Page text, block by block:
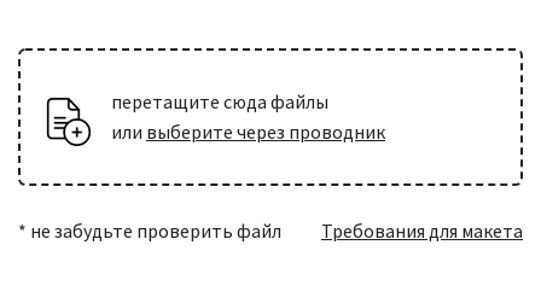
перетащите сюда файлы
или выберите через проводник
* не забудьте проверить файл Требования для макета